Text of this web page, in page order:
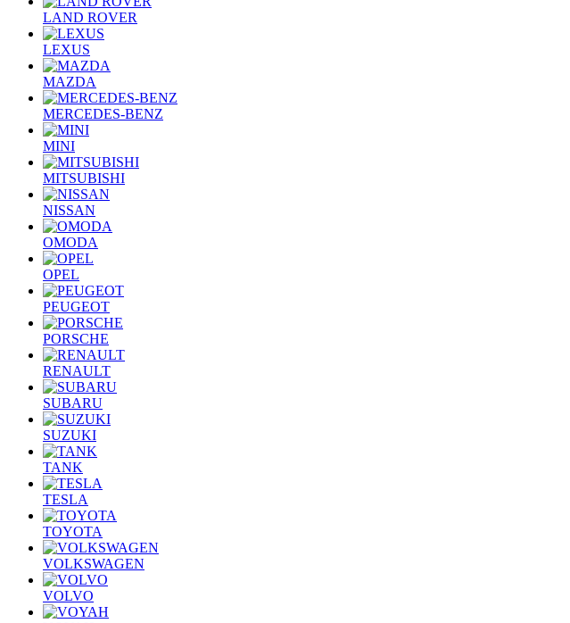
LAND ROVER
LEXUS
MAZDA
MERCEDES-BENZ
MINI
MITSUBISHI
NISSAN
OMODA
OPEL
PEUGEOT
PORSCHE
RENAULT
SUBARU
SUZUKI
TANK
TESLA
TOYOTA
VOLKSWAGEN
VOLVO